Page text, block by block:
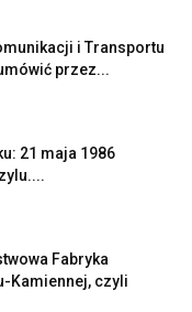
i Transportu
przez...
21 maja 1986
Fabryka
Kamiennej, czyli